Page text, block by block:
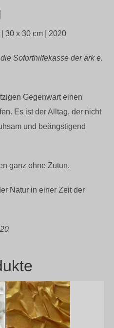
30 x 30 cm | 2020
Soforthilfekasse der ark e.
Gegenwart einen
Es ist der Alltag, der nicht
und beängstigend
ganz ohne Zutun.
Natur in einer Zeit der